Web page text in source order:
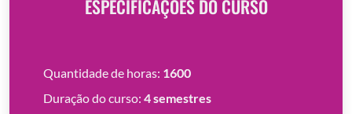
ESPECIFICAÇÕES DO CURSO
Quantidade de horas: 1600
Duração do curso: 4 semestres